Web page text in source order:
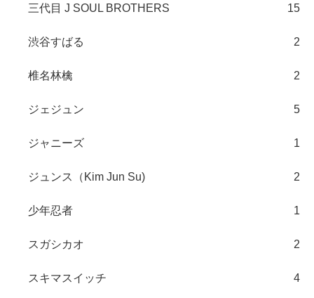
三代目 J SOUL BROTHERS 15
渋谷すばる 2
椎名林檎 2
ジェジュン 5
ジャニーズ 1
ジュンス（Kim Jun Su) 2
少年忍者 1
スガシカオ 2
スキマスイッチ 4